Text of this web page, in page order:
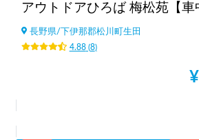
長野県/下伊那郡松川町生田
4.88(8)
¥